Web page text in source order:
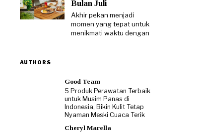
Bulan Juli
Akhir pekan menjadi
momen yang tepat untuk
menikmati waktu dengan
AUTHORS
Good Team
5 Produk Perawatan Terbaik
untuk Musim Panas di
Indonesia, Bikin Kulit Tetap
Nyaman Meski Cuaca Terik
Cheryl Marella